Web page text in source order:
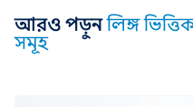
আরও পড়ুন লিঙ্গ
সমূহ